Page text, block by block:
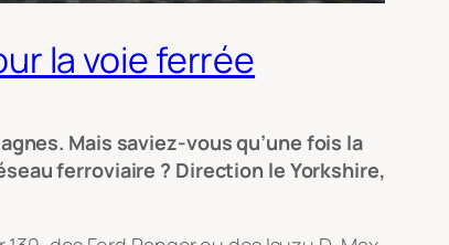
la voie ferrée
Mais saviez-vous qu’une fois la
ferroviaire ? Direction le Yorkshire,